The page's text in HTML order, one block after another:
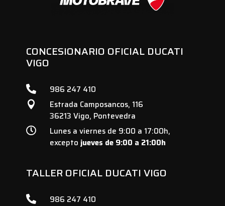
CONCESIONARIO OFICIAL DUCATI
VIGO
 986 247 410

Estrada Camposancos, 116
36213 Vigo, Pontevedra

Lunes a viernes de 9:00 a 17:00h,
excepto jueves de 9:00 a 21:00h
TALLER OFICIAL DUCATI VIGO
 986 247 410